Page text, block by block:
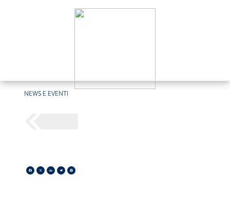
NEWS E EVENTI
Facebook
X LinkedIn
Telegram